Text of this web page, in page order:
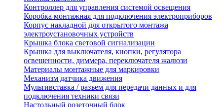
Контроллер для управления системой освещения
Коробка монтажная для подключения электроприборов
Корпус накладной для открытого монтажа
электроустановочных устройств
Крышка блока световой сигнализации
Крышка для выключателя, кнопки, регулятора
освещенности, диммера, переключателя жалюзи
Материалы монтажные для маркировки
Механизм датчика движения
Мультивставка / разъем для передачи данных и для
подключения техники связи
Настольный розеточный блок